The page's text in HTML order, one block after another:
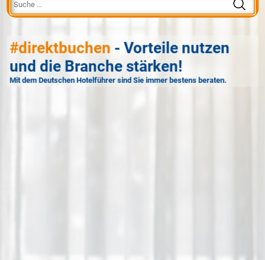
#direktbuchen - Vorteile nutzen
und die Branche stärken!
Mit dem Deutschen Hotelführer sind Sie immer bestens beraten.